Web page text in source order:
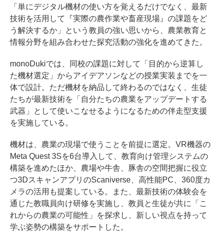
「単にデジタル機材の使い方を覚えるだけでなく、最新
技術を活用して『実際の農作業や畜産現場』の課題をど
う解決するか」という教員の強い思いから、農業教育と
情報分野を組み合わせた探究活動の強化を進めてきた。
monoDukiでは、同校の課題に対して「目的から逆算し
た機材選定」からアイデアソンなどの授業実装までを一
体で設計。ただ機材を納品して終わるのではなく、生徒
たちが最新技術を「自分たちの農業をアップデートする
武器」として使いこなせるようになるための伴走型支援
を実施している。
機材は、農業の現場で使うことを前提に選定。VR機器の
Meta Quest 3Sを6台導入して、教育向け管理システムの
構築を進めたほか、農場や牛舎、豚舎の空間把握に役立
つ3DスキャンアプリのScaniverse、高性能PC、360度カ
メラの活用も提案している。また、最新技術の体験会を
通じた教職員向け研修を実施し、教員と生徒が共に「こ
れからの農業の可能性」を探求し、新しい視点を持って
学ぶ姿勢の構築をサポートした。